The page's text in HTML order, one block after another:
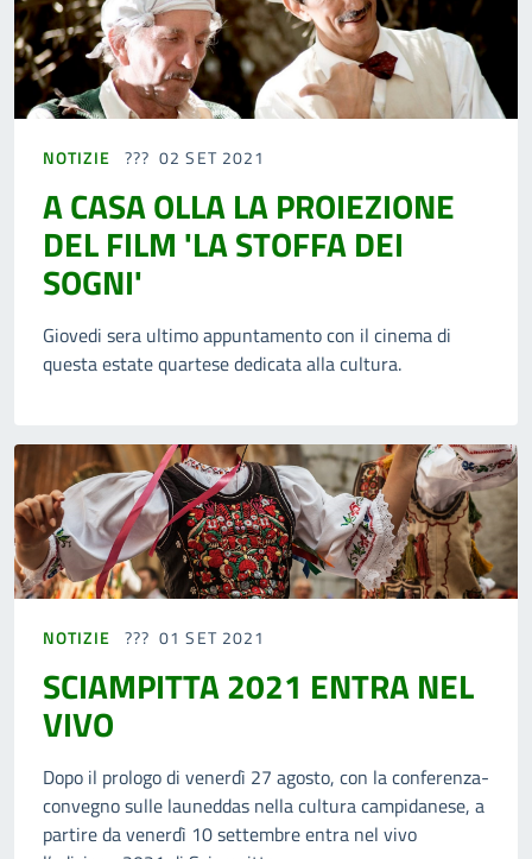
NOTIZIE 02 SET 2021
A CASA OLLA LA PROIEZIONE
DEL FILM 'LA STOFFA DEI
SOGNI'
Giovedi sera ultimo appuntamento con il cinema di
questa estate quartese dedicata alla cultura.
NOTIZIE 01 SET 2021
SCIAMPITTA 2021 ENTRA NEL
VIVO
Dopo il prologo di venerdì 27 agosto, con la conferenza-
convegno sulle launeddas nella cultura campidanese, a
partire da venerdì 10 settembre entra nel vivo